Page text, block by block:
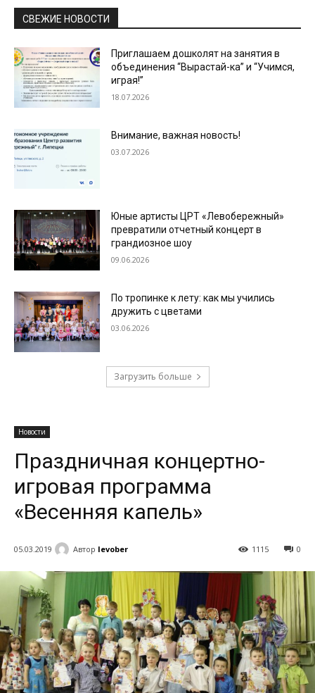
СВЕЖИЕ НОВОСТИ
Приглашаем дошколят на занятия в
объединения “Вырастай-ка” и “Учимся,
играя!”
18.07.2026
Внимание, важная новость!
03.07.2026
Юные артисты ЦРТ «Левобережный»
превратили отчетный концерт в
грандиозное шоу
09.06.2026
По тропинке к лету: как мы учились
дружить с цветами
03.06.2026
Загрузить больше